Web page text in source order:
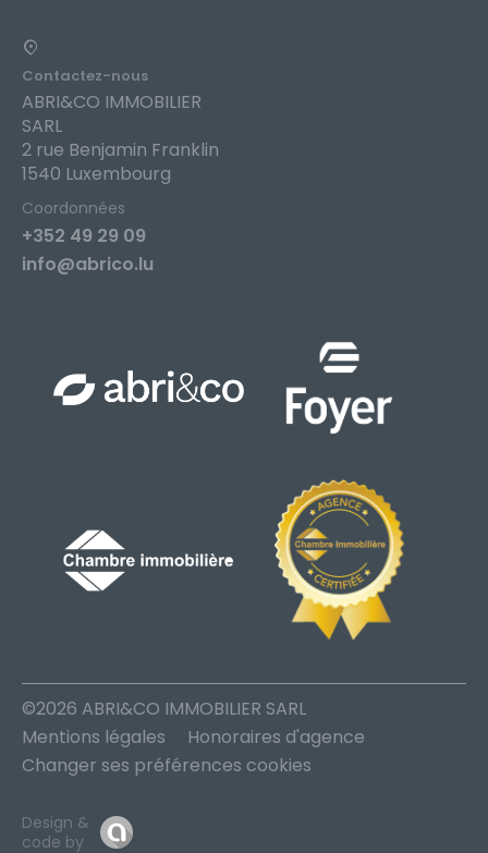
Contactez-nous
ABRI&CO IMMOBILIER
SARL
2 rue Benjamin Franklin
1540 Luxembourg
Coordonnées
+352 49 29 09
info@abrico.lu
©2026 ABRI&CO IMMOBILIER SARL
Mentions légales
Honoraires d'agence
Changer ses préférences cookies
Design &
code by